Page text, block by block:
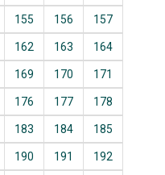
155 156 157
162 163 164
169 170 171
176 177 178
183 184 185
190 191 192